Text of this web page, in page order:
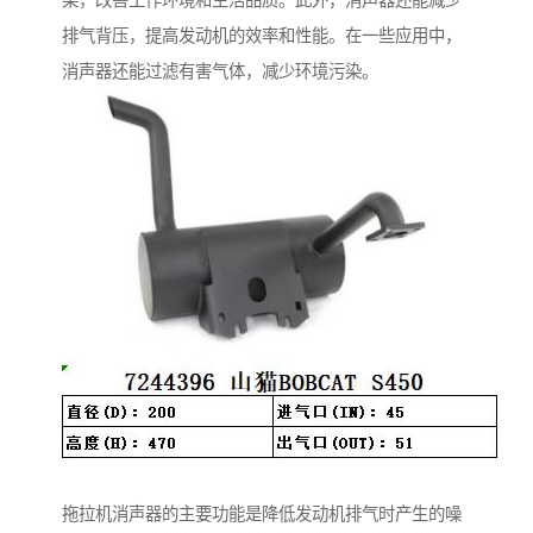
排气背压，提高发动机的效率和性能。在一些应用中，
消声器还能过滤有害气体，减少环境污染。
拖拉机消声器的主要功能是降低发动机排气时产生的噪